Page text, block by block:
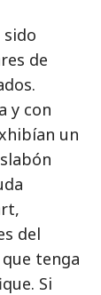
de
y con
un
del
tenga
Si